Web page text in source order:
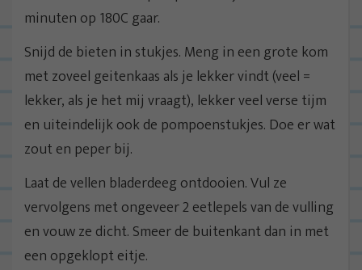
minuten op 180C gaar.
Snijd de bieten in stukjes. Meng in een grote kom
met zoveel geitenkaas als je lekker vindt (veel =
lekker, als je het mij vraagt), lekker veel verse tijm
en uiteindelijk ook de pompoenstukjes. Doe er wat
zout en peper bij.
Laat de vellen bladerdeeg ontdooien. Vul ze
vervolgens met ongeveer 2 eetlepels van de vulling
en vouw ze dicht. Smeer de buitenkant dan in met
een opgeklopt eitje.